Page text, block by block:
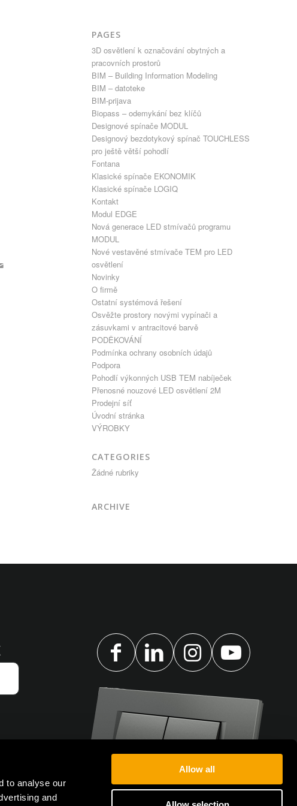
to analyse our
and
Allow all
PAGES
3D osvětlení k označování obytných a
pracovních prostorů
BIM – Building Information Modeling
BIM – datoteke
BIM-prijava
Biopass – odemykání bez klíčů
Designové spínače MODUL
Designový bezdotykový spínač TOUCHLESS
pro ještě větší pohodlí
Fontana
Klasické spínače EKONOMIK
Klasické spínače LOGIQ
Kontakt
Modul EDGE
Nová generace LED stmívačů programu
MODUL
Nové vestavěné stmívače TEM pro LED
osvětlení
Novinky
O firmě
Ostatní systémová řešení
Osvěžte prostory novými vypínači a
zásuvkami v antracitové barvě
PODĚKOVÁNÍ
Podmínka ochrany osobních údajů
Podpora
Pohodlí výkonných USB TEM nabíječek
Přenosné nouzové LED osvětlení 2M
Prodejní síť
Úvodní stránka
VÝROBKY
CATEGORIES
Žádné rubriky
ARCHIVE